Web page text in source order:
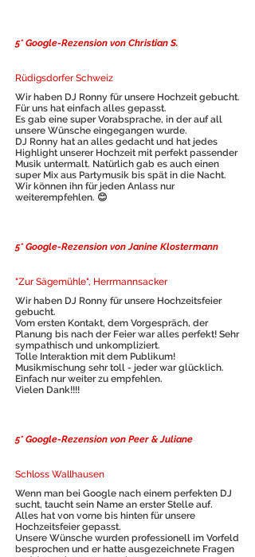
5* Google-Rezension von Christian S.
Rüdigsdorfer Schweiz
Wir haben DJ Ronny für unsere Hochzeit gebucht.
Für uns hat einfach alles gepasst.
Es gab eine super Vorabsprache, in der auf all
unsere Wünsche eingegangen wurde.
DJ Ronny hat an alles gedacht und hat jedes
Highlight unserer Hochzeit mit perfekt passender
Musik untermalt. Natürlich gab es auch einen
super Mix aus Partymusik bis spät in die Nacht.
Wir können ihn für jeden Anlass nur
weiterempfehlen. 😊
5* Google-Rezension von Janine Klostermann
"Zur Sägemühle", Herrmannsacker
Wir haben DJ Ronny für unsere Hochzeitsfeier
gebucht.
Vom ersten Kontakt, dem Vorgespräch, der
Planung bis nach der Feier war alles perfekt! Sehr
sympathisch und unkompliziert.
Tolle Interaktion mit dem Publikum!
Musikmischung sehr toll - jeder war glücklich.
Einfach nur weiter zu empfehlen.
Vielen Dank!!!!
5* Google-Rezension von Peer & Juliane
Schloss Wallhausen
Wenn man bei Google nach einem perfekten DJ
sucht, taucht sein Name an erster Stelle auf.
Alles hat von vorne bis hinten für unsere
Hochzeitsfeier gepasst.
Unsere Wünsche wurden professionell im Vorfeld
besprochen und er hatte ausgezeichnete Fragen